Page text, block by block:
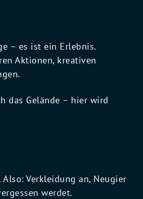
– es ist ein Erlebnis.
Aktionen, kreativen
das Gelände – hier wird
Verkleidung an, Neugier
werdet.